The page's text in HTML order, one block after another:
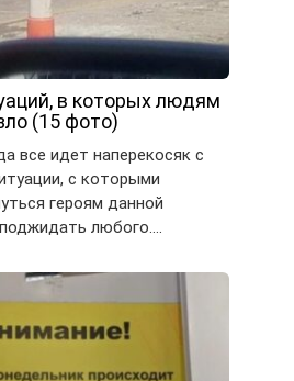
в которых людям
(15 фото)
все идет наперекосяк с
с которыми
героям данной
любого….